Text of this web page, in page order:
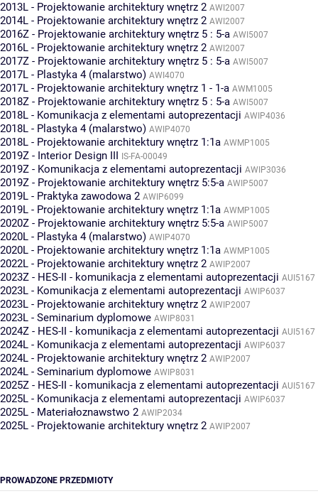
2013L - Projektowanie architektury wnętrz 2 AWI2007
2014L - Projektowanie architektury wnętrz 2 AWI2007
2016Z - Projektowanie architektury wnętrz 5 : 5-a AWI5007
2016L - Projektowanie architektury wnętrz 2 AWI2007
2017Z - Projektowanie architektury wnętrz 5 : 5-a AWI5007
2017L - Plastyka 4 (malarstwo) AWI4070
2017L - Projektowanie architektury wnętrz 1 - 1-a AWM1005
2018Z - Projektowanie architektury wnętrz 5 : 5-a AWI5007
2018L - Komunikacja z elementami autoprezentacji AWIP4036
2018L - Plastyka 4 (malarstwo) AWIP4070
2018L - Projektowanie architektury wnętrz 1:1a AWMP1005
2019Z - Interior Design III IS-FA-00049
2019Z - Komunikacja z elementami autoprezentacji AWIP3036
2019Z - Projektowanie architektury wnętrz 5:5-a AWIP5007
2019L - Praktyka zawodowa 2 AWIP6099
2019L - Projektowanie architektury wnętrz 1:1a AWMP1005
2020Z - Projektowanie architektury wnętrz 5:5-a AWIP5007
2020L - Plastyka 4 (malarstwo) AWIP4070
2020L - Projektowanie architektury wnętrz 1:1a AWMP1005
2022L - Projektowanie architektury wnętrz 2 AWIP2007
2023Z - HES-II - komunikacja z elementami autoprezentacji AUI5167
2023L - Komunikacja z elementami autoprezentacji AWIP6037
2023L - Projektowanie architektury wnętrz 2 AWIP2007
2023L - Seminarium dyplomowe AWIP8031
2024Z - HES-II - komunikacja z elementami autoprezentacji AUI5167
2024L - Komunikacja z elementami autoprezentacji AWIP6037
2024L - Projektowanie architektury wnętrz 2 AWIP2007
2024L - Seminarium dyplomowe AWIP8031
2025Z - HES-II - komunikacja z elementami autoprezentacji AUI5167
2025L - Komunikacja z elementami autoprezentacji AWIP6037
2025L - Materiałoznawstwo 2 AWIP2034
2025L - Projektowanie architektury wnętrz 2 AWIP2007
PROWADZONE PRZEDMIOTY